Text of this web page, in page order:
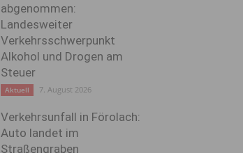
abgenommen:
Landesweiter
Verkehrsschwerpunkt
Alkohol und Drogen am
Steuer
Aktuell 7. August 2026
Verkehrsunfall in Förolach:
Auto landet im
Straßengraben